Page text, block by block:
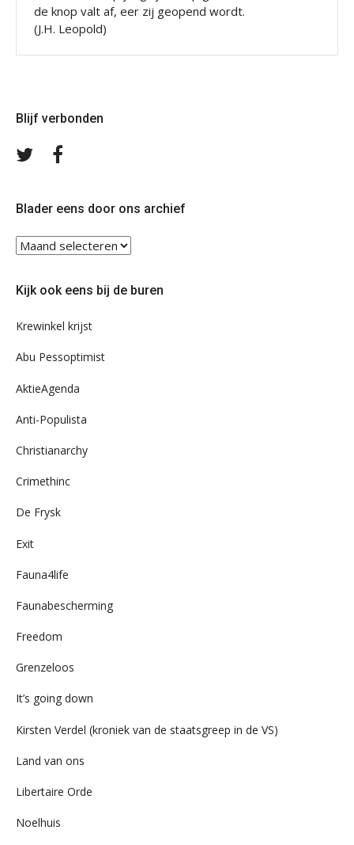
de knop valt af, eer zij geopend wordt.
(J.H. Leopold)
Blijf verbonden
Volg
Blader eens door ons archief
Blader
ons
Kijk ook eens bij de buren
Krewinkel krijst
Abu Pessoptimist
AktieAgenda
Anti-Populista
Christianarchy
Crimethinc
De Frysk
Exit
Fauna4life
Faunabescherming
Freedom
Grenzeloos
It’s going down
Kirsten Verdel (kroniek van de staatsgreep in de VS)
Land van ons
Libertaire Orde
Noelhuis